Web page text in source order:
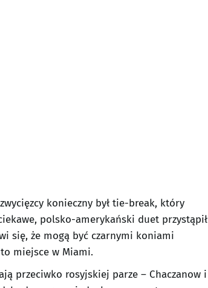
konieczny był tie-break, który
polsko-amerykański duet przystąpił
się, że mogą być czarnymi koniami
miejsce w Miami.
przeciwko rosyjskiej parze – Chaczanow i